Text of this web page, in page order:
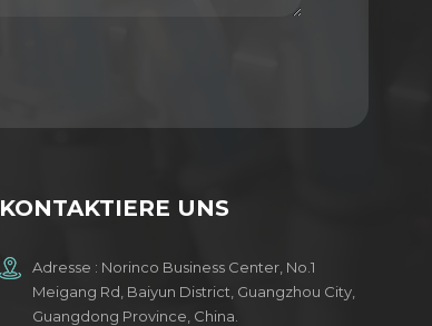
KONTAKTIERE UNS
Adresse : Norinco Business Center, No.1
Meigang Rd, Baiyun District, Guangzhou City,
Guangdong Province, China.